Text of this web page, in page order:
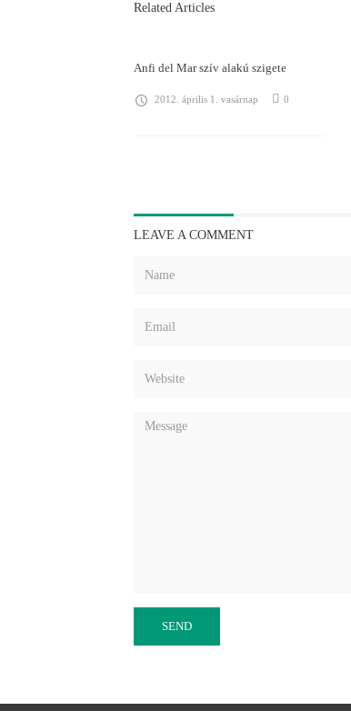
Related Articles
Anfi del Mar szív alakú szigete
2012. április 1. vasárnap 0
LEAVE A COMMENT